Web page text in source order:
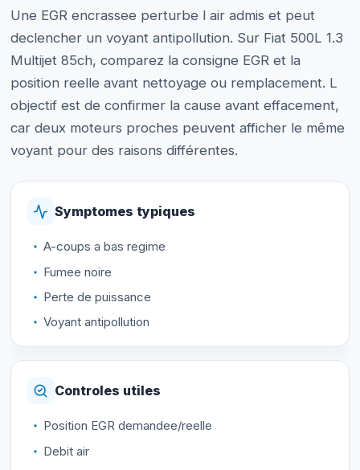
Une EGR encrassee perturbe l air admis et peut
declencher un voyant antipollution. Sur Fiat 500L 1.3
Multijet 85ch, comparez la consigne EGR et la
position reelle avant nettoyage ou remplacement. L
objectif est de confirmer la cause avant effacement,
car deux moteurs proches peuvent afficher le même
voyant pour des raisons différentes.
Symptomes typiques
A-coups a bas regime
Fumee noire
Perte de puissance
Voyant antipollution
Controles utiles
Position EGR demandee/reelle
Debit air